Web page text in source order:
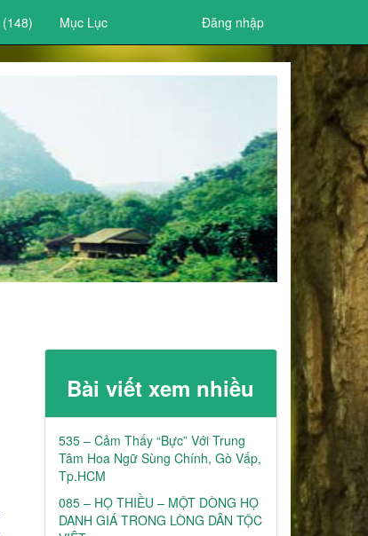
Mục Lục Đăng nhập
Bài viết xem nhiều
535 – Cảm Thấy “Bực” Với Trung
Tâm Hoa Ngữ Sùng Chính, Gò Vấp,
Tp.HCM
085 – HỌ THIỀU – MỘT DÒNG HỌ
DANH GIÁ TRONG LÒNG DÂN TỘC